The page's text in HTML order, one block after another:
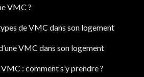
VMC ?
de VMC dans son logement
VMC dans son logement
: comment s’y prendre ?